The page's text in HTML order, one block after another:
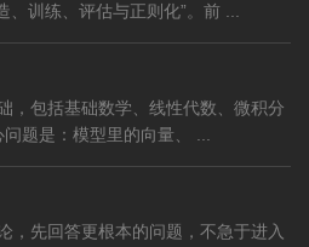
训练、评估与正则化”。前 ...
，包括基础数学、线性代数、微积分
题是：模型里的向量、 ...
，先回答更根本的问题，不急于进入